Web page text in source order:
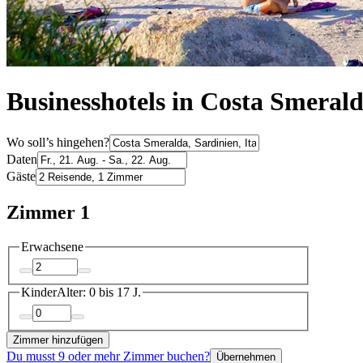
Businesshotels in Costa
Wo soll’s hingehen?
Daten
Gäste
Zimmer 1
Erwachsene
KinderAlter: 0 bis 17 J.
Zimmer hinzufügen
Du musst 9 oder mehr Zimmer buchen? Übernehmen